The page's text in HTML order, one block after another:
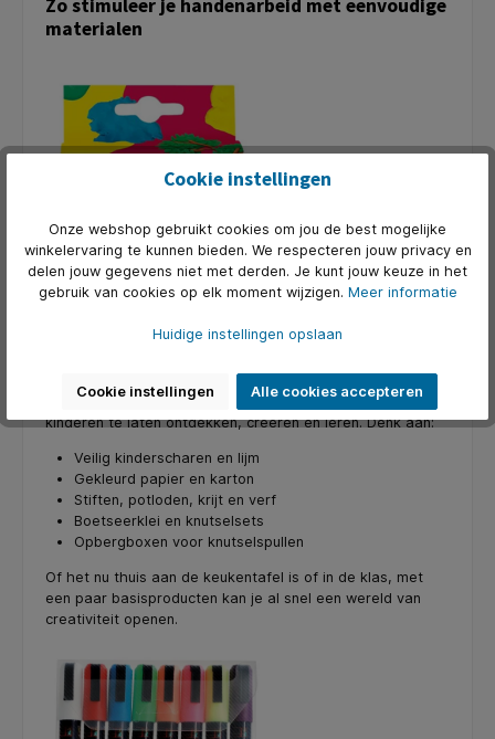
Zo stimuleer je handenarbeid met eenvoudige
materialen
Bij KantoorArtikelen.nl vind je alles wat je nodig hebt om
kinderen te laten ontdekken, creëren en leren. Denk aan:
Veilig kinderscharen en lijm
Gekleurd papier en karton
Stiften, potloden, krijt en verf
Boetseerklei en knutselsets
Opbergboxen voor knutselspullen
Of het nu thuis aan de keukentafel is of in de klas, met
een paar basisproducten kan je al snel een wereld van
creativiteit openen.
Cookie instellingen
Onze webshop gebruikt cookies om jou de best mogelijke
winkelervaring te kunnen bieden. We respecteren jouw privacy en
delen jouw gegevens niet met derden. Je kunt jouw keuze in het
gebruik van cookies op elk moment wijzigen. Meer informatie
Huidige instellingen opslaan
Cookie instellingen Alle cookies accepteren